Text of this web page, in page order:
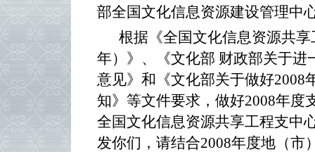
部全国文化信息资源建设管理中
根据《全国文化信息资源共享
年）》、《文化部 财政部关于
意见》和《文化部关于做好2008
知》等文件要求，做好2008年度
全国文化信息资源共享工程支中
发你们，请结合2008年度地（市